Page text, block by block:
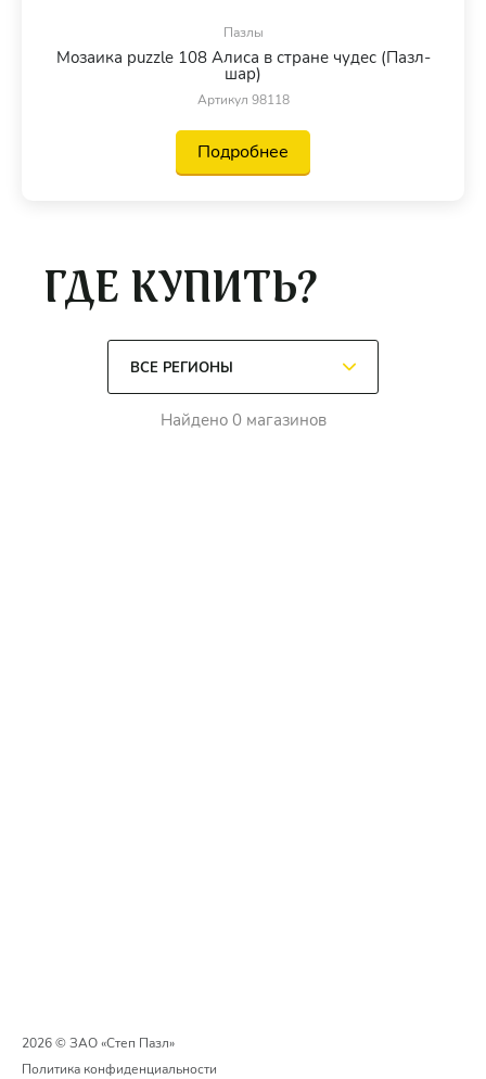
Пазлы
Мозаика puzzle 108 Алиса в стране чудес (Пазл-
шар)
Артикул 98118
Подробнее
ГДЕ КУПИТЬ?
Найдено 0 магазинов
2026 © ЗАО «Степ Пазл»
Политика конфиденциальности